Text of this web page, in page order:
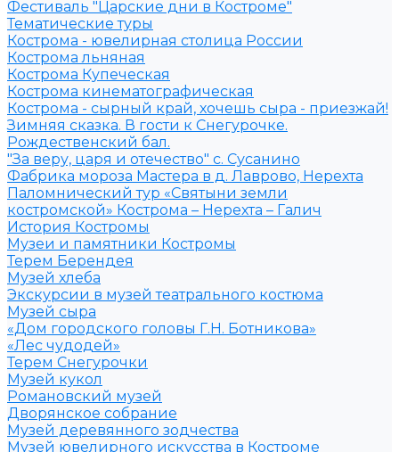
Фестиваль "Царские дни в Костроме"
Тематические туры
Кострома - ювелирная столица России
Кострома льняная
Кострома Купеческая
Кострома кинематографическая
Кострома - сырный край, хочешь сыра - приезжай!
Зимняя сказка. В гости к Снегурочке.
Рождественский бал.
"За веру, царя и отечество" с. Сусанино
Фабрика мороза Мастера в д. Лаврово, Нерехта
Паломнический тур «Святыни земли
костромской» Кострома – Нерехта – Галич
История Костромы
Музеи и памятники Костромы
Терем Берендея
Музей хлеба
Экскурсии в музей театрального костюма
Музей сыра
«Дом городского головы Г.Н. Ботникова»
«Лес чудодей»
Терем Снегурочки
Музей кукол
Романовский музей
Дворянское собрание
Музей деревянного зодчества
Музей ювелирного искусства в Костроме